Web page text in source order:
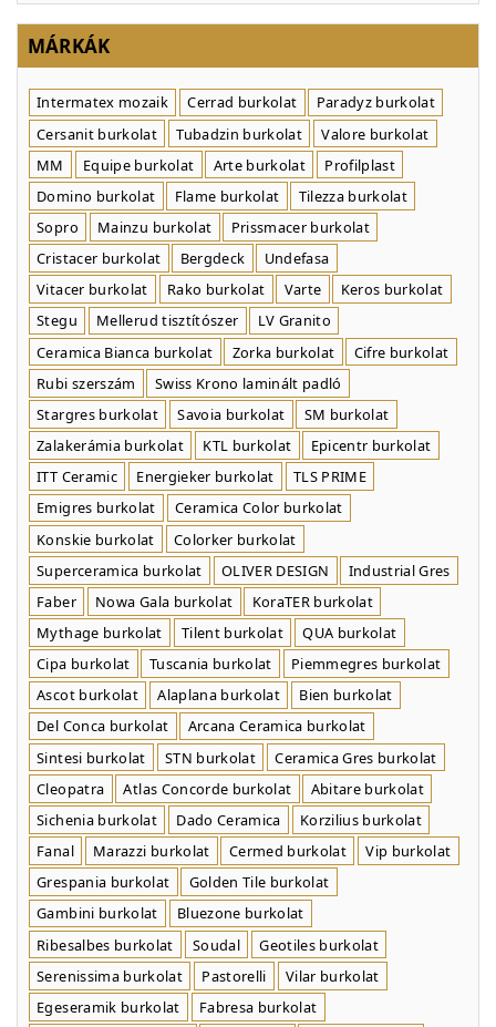
MÁRKÁK
Intermatex mozaik Cerrad burkolat
Paradyz burkolat
Cersanit burkolat
Tubadzin burkolat
Valore burkolat
MM
Equipe burkolat Arte burkolat
Profilplast
Domino burkolat
Flame burkolat
Tilezza burkolat
Sopro
Mainzu burkolat
Prissmacer burkolat
Cristacer burkolat
Bergdeck
Undefasa
Vitacer burkolat
Rako burkolat Varte
Keros burkolat
Stegu
Mellerud tisztítószer
LV Granito
Ceramica Bianca burkolat
Zorka burkolat
Cifre burkolat
Rubi szerszám
Swiss Krono laminált padló
Stargres burkolat
Savoia burkolat
SM burkolat
Zalakerámia burkolat
KTL burkolat
Epicentr burkolat
ITT Ceramic
Energieker burkolat
TLS PRIME
Emigres burkolat
Ceramica Color burkolat
Konskie burkolat
Colorker burkolat
Superceramica burkolat
OLIVER DESIGN
Industrial Gres
Faber
Nowa Gala burkolat
KoraTER burkolat
Mythage burkolat
Tilent burkolat
QUA burkolat
Cipa burkolat
Tuscania burkolat
Piemmegres burkolat
Ascot burkolat
Alaplana burkolat
Bien burkolat
Del Conca burkolat
Arcana Ceramica burkolat
Sintesi burkolat
STN burkolat
Ceramica Gres burkolat
Cleopatra
Atlas Concorde burkolat
Abitare burkolat
Sichenia burkolat
Dado Ceramica
Korzilius burkolat
Fanal
Marazzi burkolat Cermed burkolat
Vip burkolat
Grespania burkolat
Golden Tile burkolat
Gambini burkolat
Bluezone burkolat
Ribesalbes burkolat
Soudal
Geotiles burkolat
Serenissima burkolat
Pastorelli
Vilar burkolat
Egeseramik burkolat
Fabresa burkolat